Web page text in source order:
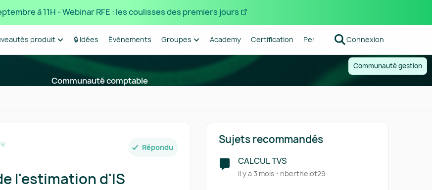
à 11H - Webinar RFE : les coulisses des premiers jours
produit 🔒 Idées Événements Groupes Academy Certification Pennylane Centre d'aide
Connexion
Communauté gestion
Communauté comptable
Répondu
l'estimation d'IS
Sujets recommandés
CALCUL TVS
il y a 3 mois nberthelot29